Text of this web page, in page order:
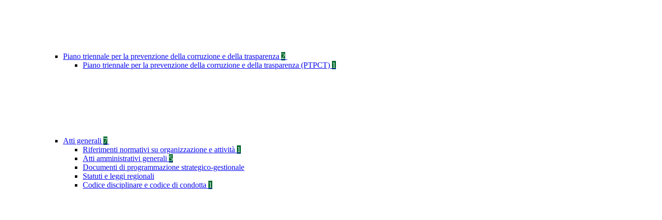
Piano triennale per la prevenzione della corruzione e della trasparenza 2
Piano triennale per la prevenzione della corruzione e della trasparenza (PTPCT) 1
Atti generali 7
Riferimenti normativi su organizzazione e attività 1
Atti amministrativi generali 5
Documenti di programmazione strategico-gestionale
Statuti e leggi regionali
Codice disciplinare e codice di condotta 1